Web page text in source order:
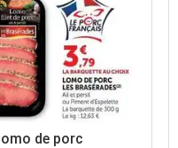
de porc